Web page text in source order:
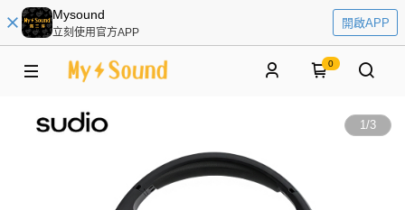
Mysound
立刻使用官方APP
開啟APP
0
1/3